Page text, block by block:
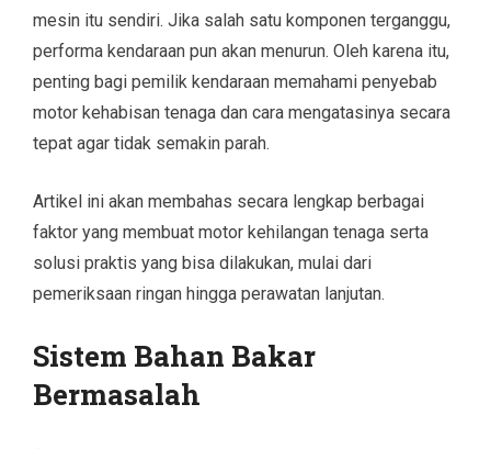
mesin itu sendiri. Jika salah satu komponen terganggu,
performa kendaraan pun akan menurun. Oleh karena itu,
penting bagi pemilik kendaraan memahami penyebab
motor kehabisan tenaga dan cara mengatasinya secara
tepat agar tidak semakin parah.
Artikel ini akan membahas secara lengkap berbagai
faktor yang membuat motor kehilangan tenaga serta
solusi praktis yang bisa dilakukan, mulai dari
pemeriksaan ringan hingga perawatan lanjutan.
Sistem Bahan Bakar
Bermasalah